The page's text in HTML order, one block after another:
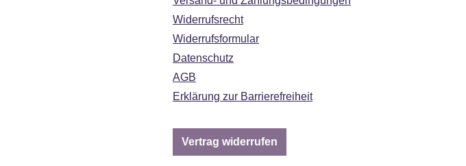
Widerrufsrecht
Widerrufsformular
Datenschutz
AGB
Erklärung zur Barrierefreiheit
Vertrag widerrufen